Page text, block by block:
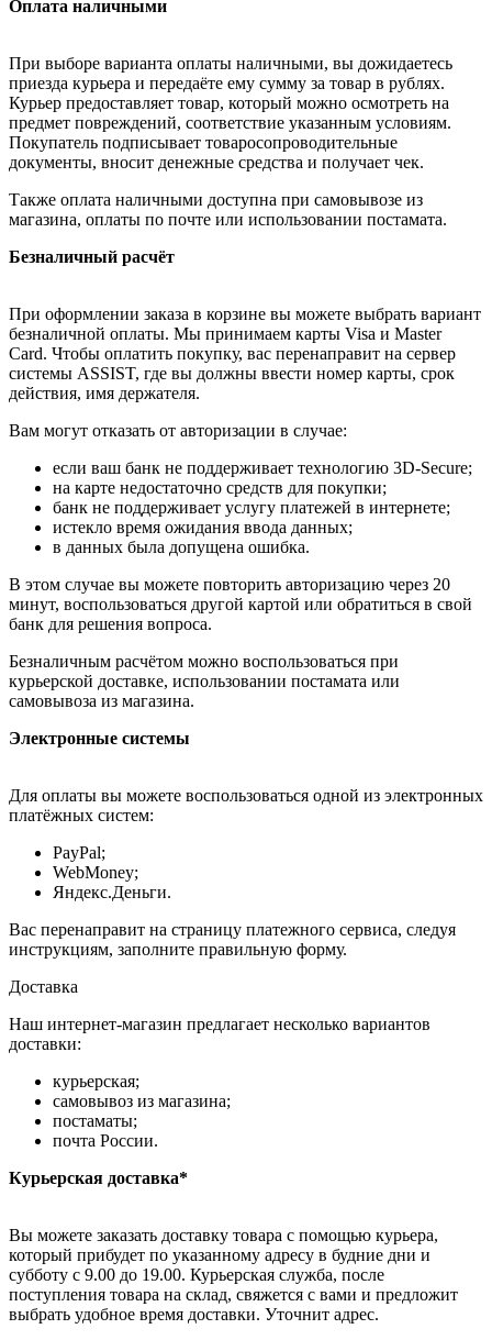
Оплата наличными
При выборе варианта оплаты наличными, вы дожидаетесь
приезда курьера и передаёте ему сумму за товар в рублях.
Курьер предоставляет товар, который можно осмотреть на
предмет повреждений, соответствие указанным условиям.
Покупатель подписывает товаросопроводительные
документы, вносит денежные средства и получает чек.
Также оплата наличными доступна при самовывозе из
магазина, оплаты по почте или использовании постамата.
Безналичный расчёт
При оформлении заказа в корзине вы можете выбрать вариант
безналичной оплаты. Мы принимаем карты Visa и Master
Card. Чтобы оплатить покупку, вас перенаправит на сервер
системы ASSIST, где вы должны ввести номер карты, срок
действия, имя держателя.
Вам могут отказать от авторизации в случае:
если ваш банк не поддерживает технологию 3D-Secure;
на карте недостаточно средств для покупки;
банк не поддерживает услугу платежей в интернете;
истекло время ожидания ввода данных;
в данных была допущена ошибка.
В этом случае вы можете повторить авторизацию через 20
минут, воспользоваться другой картой или обратиться в свой
банк для решения вопроса.
Безналичным расчётом можно воспользоваться при
курьерской доставке, использовании постамата или
самовывоза из магазина.
Электронные системы
Для оплаты вы можете воспользоваться одной из электронных
платёжных систем:
PayPal;
WebMoney;
Яндекс.Деньги.
Вас перенаправит на страницу платежного сервиса, следуя
инструкциям, заполните правильную форму.
Доставка
Наш интернет-магазин предлагает несколько вариантов
доставки:
курьерская;
самовывоз из магазина;
постаматы;
почта России.
Курьерская доставка*
Вы можете заказать доставку товара с помощью курьера,
который прибудет по указанному адресу в будние дни и
субботу с 9.00 до 19.00. Курьерская служба, после
поступления товара на склад, свяжется с вами и предложит
выбрать удобное время доставки. Уточнит адрес.